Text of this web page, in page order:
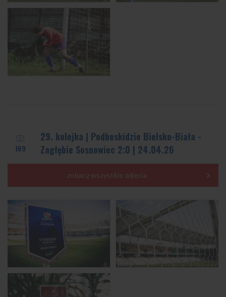
169
29. kolejka | Podbeskidzie Bielsko-Biała -
Zagłębie Sosnowiec 2:0 | 24.04.26
zobacz wszystkie zdjęcia